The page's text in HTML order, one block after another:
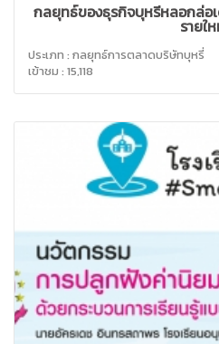
กลยุทธ์ของธุรกิจบุหรี่หลอกล่อเ
รายใ
ประเภท : กลยุทธ์การตลาดบริษัทบุหรี่
เข้าชม : 15,118